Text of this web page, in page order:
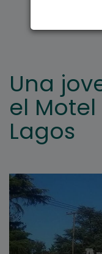
Una
el
Lagos